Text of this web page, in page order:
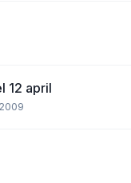
12 april